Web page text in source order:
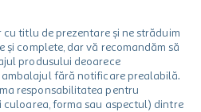
titlu de prezentare și ne străduim
complete, dar vă recomandăm să
produsului deoarece
fără notificare prealabilă.
responsabilitatea pentru
forma sau aspectul) dintre